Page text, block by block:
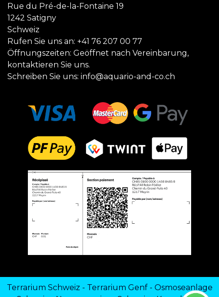
Rue du Pré-de-la-Fontaine 19
1242 Satigny
Schweiz
Rufen Sie uns an: +41 76 207 00 77
Öffnungszeiten: Geöffnet nach Vereinbarung,
kontaktieren Sie uns.
Schreiben Sie uns: info@aquario-and-co.ch
Terrarium Schweiz - Terrarium Genf- Osmoseanlage